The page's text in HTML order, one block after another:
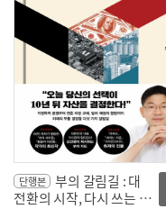
단행본
부의 갈림길 : 대
전환의 시작, 다시 쓰는 투